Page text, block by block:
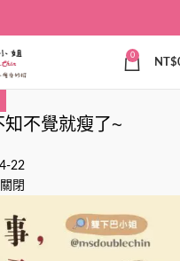
0
NT$
不覺就瘦了~
22
閉